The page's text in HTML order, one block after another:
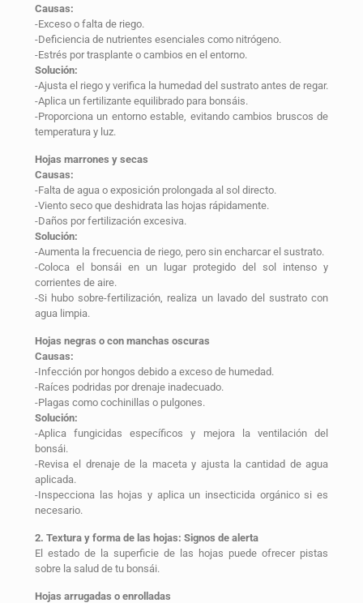
Causas:
-Exceso o falta de riego.
-Deficiencia de nutrientes esenciales como nitrógeno.
-Estrés por trasplante o cambios en el entorno.
Solución:
-Ajusta el riego y verifica la humedad del sustrato antes de regar.
-Aplica un fertilizante equilibrado para bonsáis.
-Proporciona un entorno estable, evitando cambios bruscos de
temperatura y luz.
Hojas marrones y secas
Causas:
-Falta de agua o exposición prolongada al sol directo.
-Viento seco que deshidrata las hojas rápidamente.
-Daños por fertilización excesiva.
Solución:
-Aumenta la frecuencia de riego, pero sin encharcar el sustrato.
-Coloca el bonsái en un lugar protegido del sol intenso y
corrientes de aire.
-Si hubo sobre-fertilización, realiza un lavado del sustrato con
agua limpia.
Hojas negras o con manchas oscuras
Causas:
-Infección por hongos debido a exceso de humedad.
-Raíces podridas por drenaje inadecuado.
-Plagas como cochinillas o pulgones.
Solución:
-Aplica fungicidas específicos y mejora la ventilación del
bonsái.
-Revisa el drenaje de la maceta y ajusta la cantidad de agua
aplicada.
-Inspecciona las hojas y aplica un insecticida orgánico si es
necesario.
2. Textura y forma de las hojas: Signos de alerta
El estado de la superficie de las hojas puede ofrecer pistas
sobre la salud de tu bonsái.
Hojas arrugadas o enrolladas